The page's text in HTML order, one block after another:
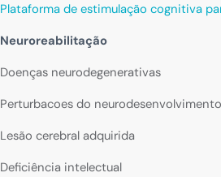
Plataforma de estimulação cognitiva
Neuroreabilitação
Doenças neurodegenerativas
Perturbacoes do neurodesenvolvimento
Lesão cerebral adquirida
Deficiência intelectual